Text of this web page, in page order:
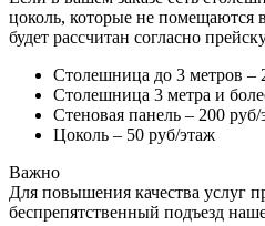
цоколь, которые не помещаются
будет рассчитан согласно
Столешница до 3 метров –
Столешница 3 метра и
Стеновая панель – 200 руб/
Цоколь – 50 руб/этаж
Важно
Для повышения качества услуг
беспрепятственный подъезд